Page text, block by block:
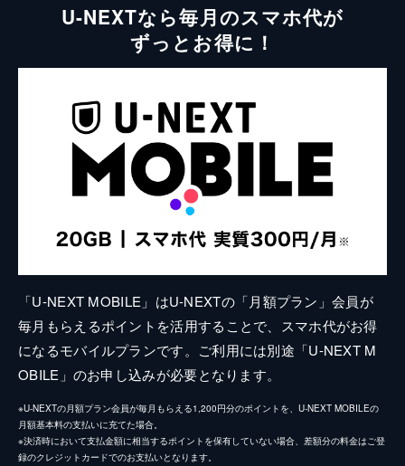
U-NEXTなら毎月のスマホ代が
ずっとお得に！
「U-NEXT MOBILE」はU-NEXTの「月額プラン」会員が
毎月もらえるポイントを活用することで、スマホ代がお得
になるモバイルプランです。ご利用には別途「U-NEXT M
OBILE」のお申し込みが必要となります。
※U-NEXTの月額プラン会員が毎月もらえる1,200円分のポイントを、U-NEXT MOBILEの
月額基本料の支払いに充てた場合。
※決済時において支払金額に相当するポイントを保有していない場合、差額分の料金はご登
録のクレジットカードでのお支払いとなります。